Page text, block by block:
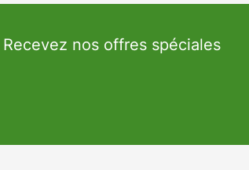
Recevez nos offres spéciales